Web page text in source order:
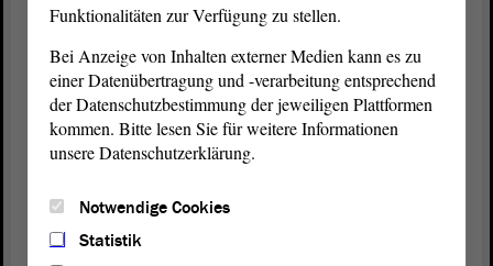
Herr Schulze, es gibt eine Frage von Frau
Dorothea Frederking (GRÜNE):
von 70 Jahren.
Funktionalitäten zur Verfügung zu stellen.
Bei Anzeige von Inhalten externer Medien kann es zu
einer Datenübertragung und -verarbeitung entsprechend
der Datenschutzbestimmung der jeweiligen Plattformen
kommen. Bitte lesen Sie für weitere Informationen
unsere Datenschutzerklärung.
Notwendige Cookies
Statistik